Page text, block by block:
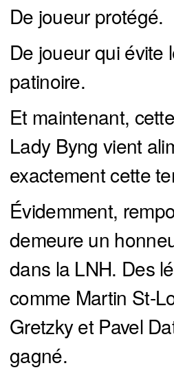
De joueur protégé.
De joueur qui évite
patinoire.
Et maintenant,
Lady Byng vient
exactement cette
Évidemment,
demeure un
dans la LNH. Des
comme Martin St-
Gretzky et Pavel
gagné.